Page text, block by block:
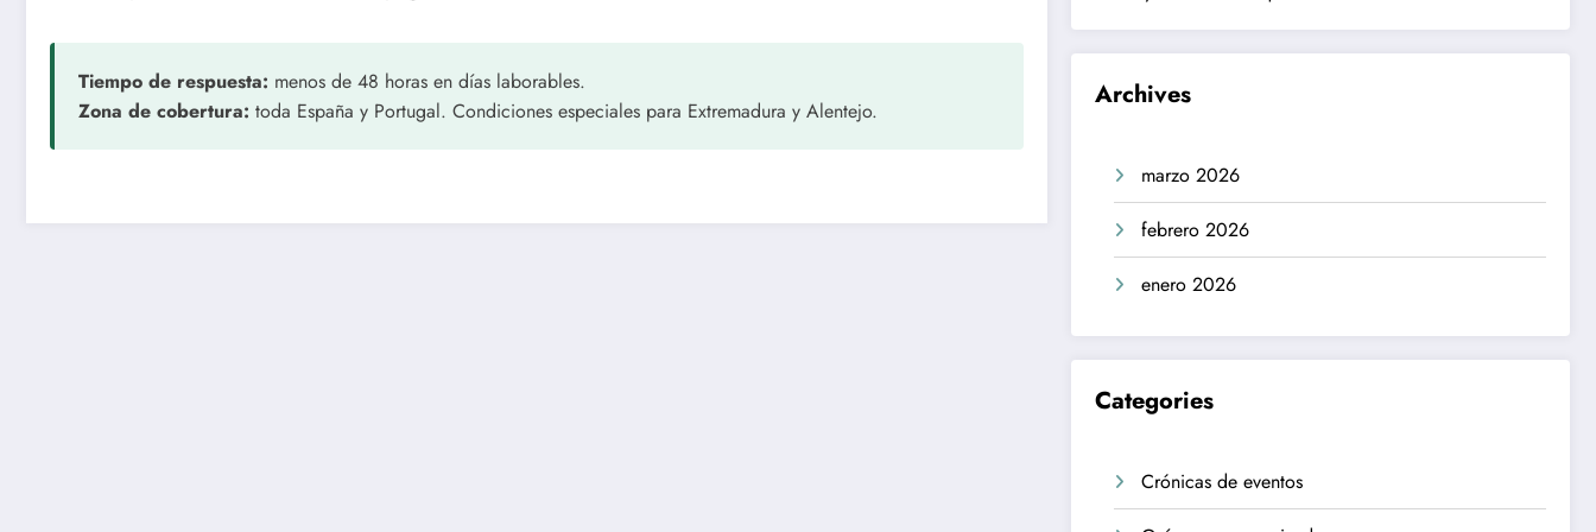
Tiempo de respuesta: menos de 48 horas en días laborables.
Zona de cobertura: toda España y Portugal. Condiciones especiales para Extremadura y Alentejo.
Archives
marzo 2026
febrero 2026
enero 2026
Categories
Crónicas de eventos